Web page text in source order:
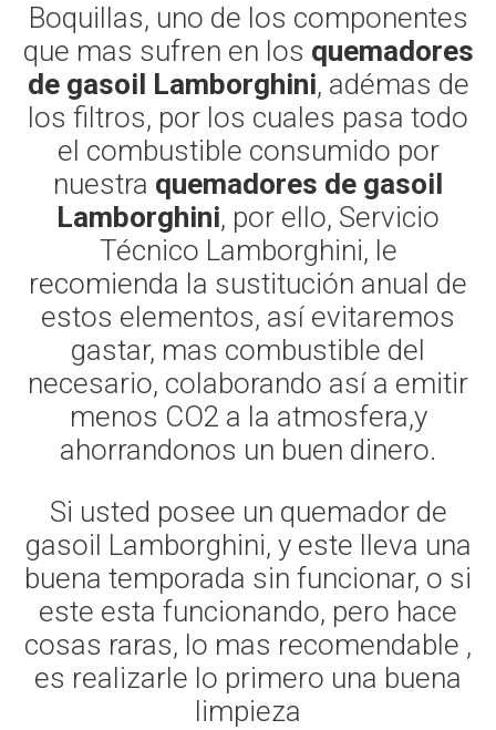
Boquillas, uno de los componentes
que mas sufren en los quemadores
de gasoil Lamborghini, adémas de
los filtros, por los cuales pasa todo
el combustible consumido por
nuestra quemadores de gasoil
Lamborghini, por ello, Servicio
Técnico Lamborghini, le
recomienda la sustitución anual de
estos elementos, así evitaremos
gastar, mas combustible del
necesario, colaborando así a emitir
menos CO2 a la atmosfera,y
ahorrandonos un buen dinero.
Si usted posee un quemador de
gasoil Lamborghini, y este lleva una
buena temporada sin funcionar, o si
este esta funcionando, pero hace
cosas raras, lo mas recomendable ,
es realizarle lo primero una buena
limpieza